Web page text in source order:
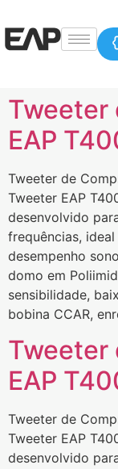
Tweeter
EAP
Tweeter de
Tweeter EAP
desenvolvido
frequências,
desempenho
domo em
sensibilidade,
bobina CCAR,
Tweeter
EAP
Tweeter de
Tweeter EAP
desenvolvido